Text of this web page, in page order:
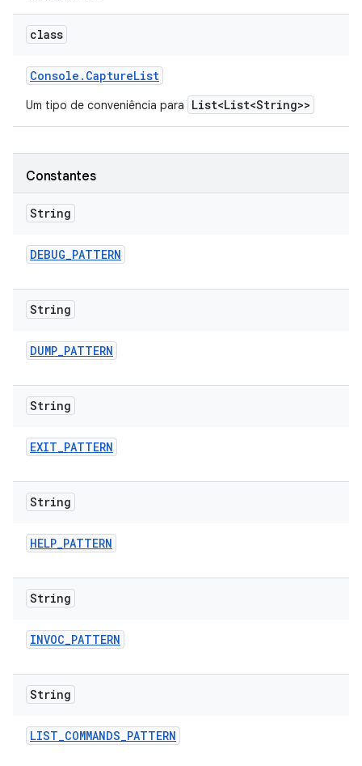
class
Console . CaptureList
Um tipo de conveniência para List<List<String>>
Constantes
String
DEBUG_PATTERN
String
DUMP_PATTERN
String
EXIT_PATTERN
String
HELP_PATTERN
String
INVOC_PATTERN
String
LIST_COMMANDS_PATTERN